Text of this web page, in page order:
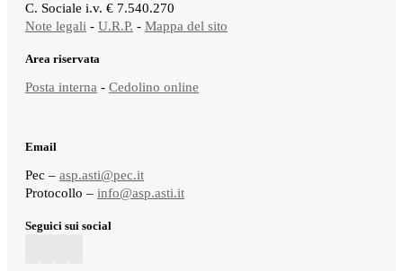
C. Sociale i.v. € 7.540.270
Note legali - U.R.P. - Mappa del sito
Area riservata
Posta interna - Cedolino online
Email
Pec – asp.asti@pec.it
Protocollo – info@asp.asti.it
Seguici sui social